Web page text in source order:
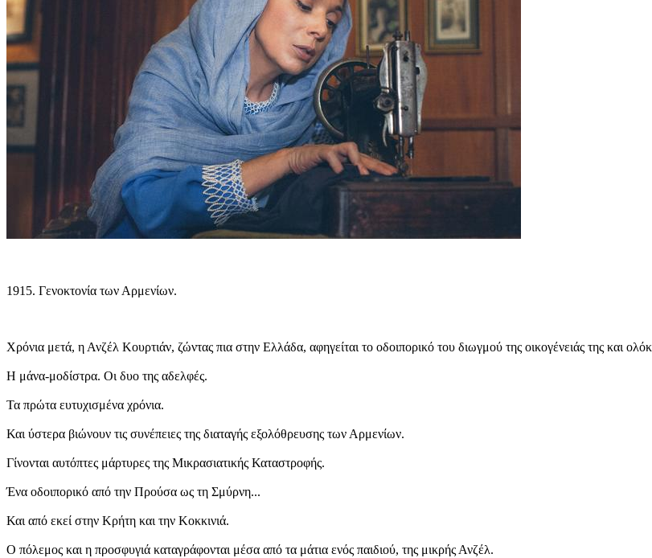
Γενοκτονία των Αρμενίων.
Χρόνια μετά, η Ανζέλ Κουρτιάν, ζώντας πια στην Ελλάδα, αφηγείται το οδοιπορικό του διωγμού της οικογένειάς της και
Η μάνα-μοδίστρα. Οι δυο της αδελφές.
Τα πρώτα ευτυχισμένα χρόνια.
Και ύστερα βιώνουν τις συνέπειες της διαταγής εξολόθρευσης των Αρμενίων.
Γίνονται αυτόπτες μάρτυρες της Μικρασιατικής Καταστροφής.
Ένα οδοιπορικό από την Προύσα ως τη Σμύρνη...
Και από εκεί στην Κρήτη και την Κοκκινιά.
Ο πόλεμος και η προσφυγιά καταγράφονται μέσα από τα μάτια ενός παιδιού, της μικρής Ανζέλ.